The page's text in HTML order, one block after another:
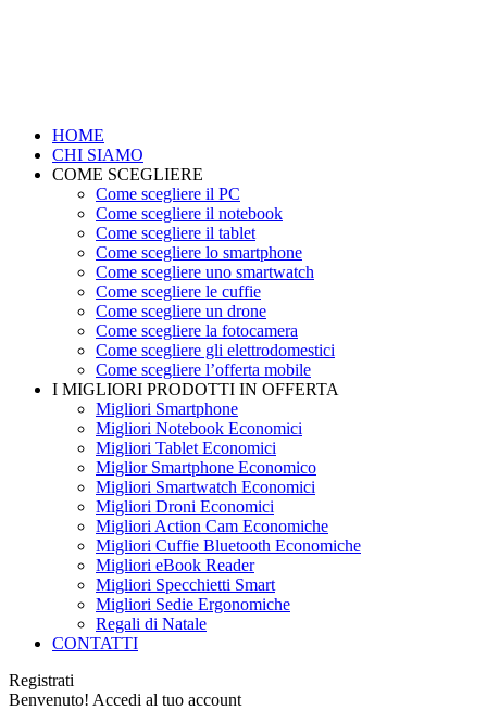
HOME
CHI SIAMO
COME SCEGLIERE
Come scegliere il PC
Come scegliere il notebook
Come scegliere il tablet
Come scegliere lo smartphone
Come scegliere uno smartwatch
Come scegliere le cuffie
Come scegliere un drone
Come scegliere la fotocamera
Come scegliere gli elettrodomestici
Come scegliere l’offerta mobile
I MIGLIORI PRODOTTI IN OFFERTA
Migliori Smartphone
Migliori Notebook Economici
Migliori Tablet Economici
Miglior Smartphone Economico
Migliori Smartwatch Economici
Migliori Droni Economici
Migliori Action Cam Economiche
Migliori Cuffie Bluetooth Economiche
Migliori eBook Reader
Migliori Specchietti Smart
Migliori Sedie Ergonomiche
Regali di Natale
CONTATTI
Registrati
Benvenuto! Accedi al tuo account